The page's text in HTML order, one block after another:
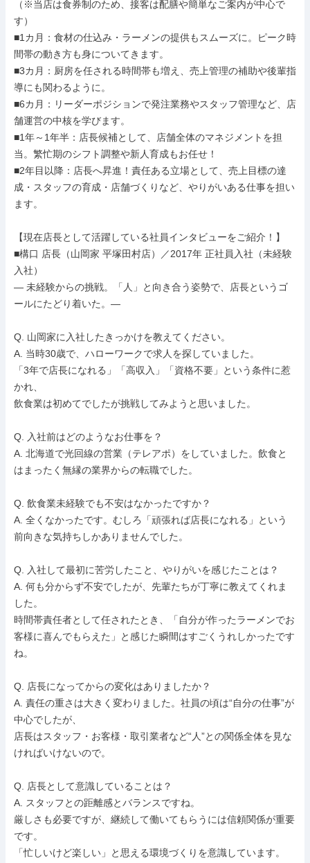
（※当店は食券制のため、接客は配膳や簡単なご案内が中心で
す）
■1カ月：食材の仕込み・ラーメンの提供もスムーズに。ピーク時
間帯の動き方も身についてきます。
■3カ月：厨房を任される時間帯も増え、売上管理の補助や後輩指
導にも関わるように。
■6カ月：リーダーポジションで発注業務やスタッフ管理など、店
舗運営の中核を学びます。
■1年～1年半：店長候補として、店舗全体のマネジメントを担
当。繁忙期のシフト調整や新人育成もお任せ！
■2年目以降：店長へ昇進！責任ある立場として、売上目標の達
成・スタッフの育成・店舗づくりなど、やりがいある仕事を担い
ます。
【現在店長として活躍している社員インタビューをご紹介！】
■構口 店長（山岡家 平塚田村店）／2017年 正社員入社（未経験
入社）
― 未経験からの挑戦。「人」と向き合う姿勢で、店長というゴ
ールにたどり着いた。―
Q. 山岡家に入社したきっかけを教えてください。
A. 当時30歳で、ハローワークで求人を探していました。
「3年で店長になれる」「高収入」「資格不要」という条件に惹
かれ、
飲食業は初めてでしたが挑戦してみようと思いました。
Q. 入社前はどのようなお仕事を？
A. 北海道で光回線の営業（テレアポ）をしていました。飲食と
はまったく無縁の業界からの転職でした。
Q. 飲食業未経験でも不安はなかったですか？
A. 全くなかったです。むしろ「頑張れば店長になれる」という
前向きな気持ちしかありませんでした。
Q. 入社して最初に苦労したこと、やりがいを感じたことは？
A. 何も分からず不安でしたが、先輩たちが丁寧に教えてくれま
した。
時間帯責任者として任されたとき、「自分が作ったラーメンでお
客様に喜んでもらえた」と感じた瞬間はすごくうれしかったです
ね。
Q. 店長になってからの変化はありましたか？
A. 責任の重さは大きく変わりました。社員の頃は“自分の仕事”が
中心でしたが、
店長はスタッフ・お客様・取引業者など“人”との関係全体を見な
ければいけないので。
Q. 店長として意識していることは？
A. スタッフとの距離感とバランスですね。
厳しさも必要ですが、継続して働いてもらうには信頼関係が重要
です。
「忙しいけど楽しい」と思える環境づくりを意識しています。